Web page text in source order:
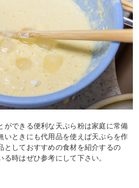
ができる便利な天ぷら粉は家庭に常備
いときにも代用品を使えば天ぷらを作
としておすすめの食材を紹介するの
時はぜひ参考にして下さい。